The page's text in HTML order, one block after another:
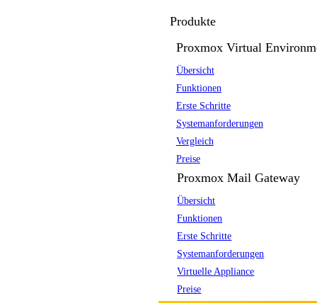
Produkte
Proxmox Virtual
Übersicht
Funktionen
Erste Schritte
Systemanforderungen
Vergleich
Preise
Proxmox Mail Gateway
Übersicht
Funktionen
Erste Schritte
Systemanforderungen
Virtuelle Appliance
Preise